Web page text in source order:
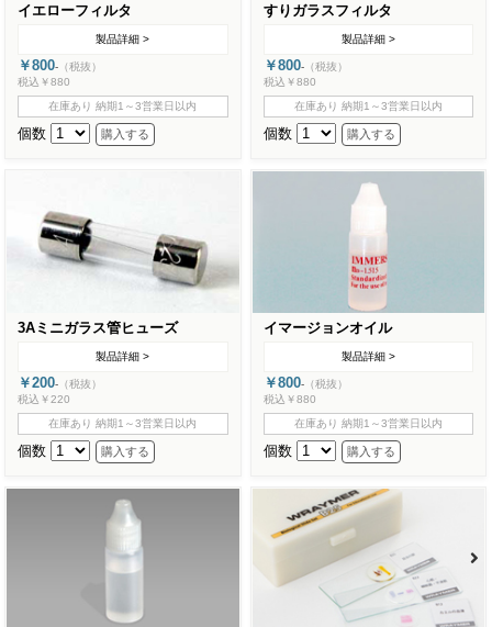
イエローフィルタ
製品詳細 >
￥800- （税抜）
税込￥880
在庫あり 納期1～3営業日以内
個数
すりガラスフィルタ
製品詳細 >
￥800- （税抜）
税込￥880
在庫あり 納期1～3営業日以内
個数
3Aミニガラス管ヒューズ
製品詳細 >
￥200- （税抜）
税込￥220
在庫あり 納期1～3営業日以内
個数
イマージョンオイル
製品詳細 >
￥800- （税抜）
税込￥880
在庫あり 納期1～3営業日以内
個数